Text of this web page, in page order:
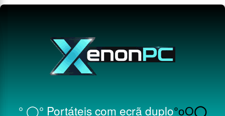
° ◯° Portáteis com ecrã duplo°oO◯